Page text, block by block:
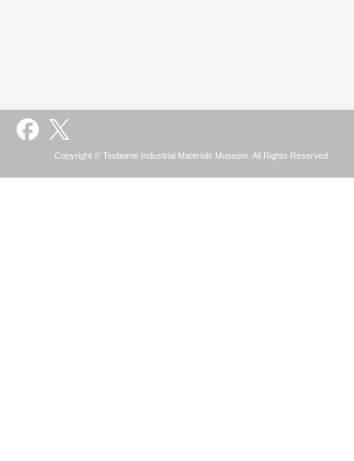
Copyright © Tsubame Industrial Materials Museum. All Rights Reserved.